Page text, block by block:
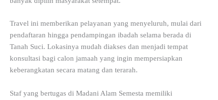
Travel ini memberikan pelayanan yang menyeluruh, mulai dari
pendaftaran hingga pendampingan ibadah selama berada di
Tanah Suci. Lokasinya mudah diakses dan menjadi tempat
konsultasi bagi calon jamaah yang ingin mempersiapkan
keberangkatan secara matang dan terarah.
Staf yang bertugas di Madani Alam Semesta memiliki